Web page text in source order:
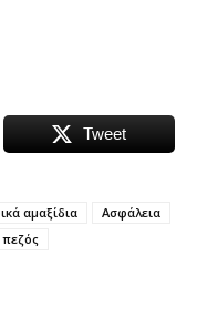
Tweet
αμαξίδια
Ασφάλεια
πεζός